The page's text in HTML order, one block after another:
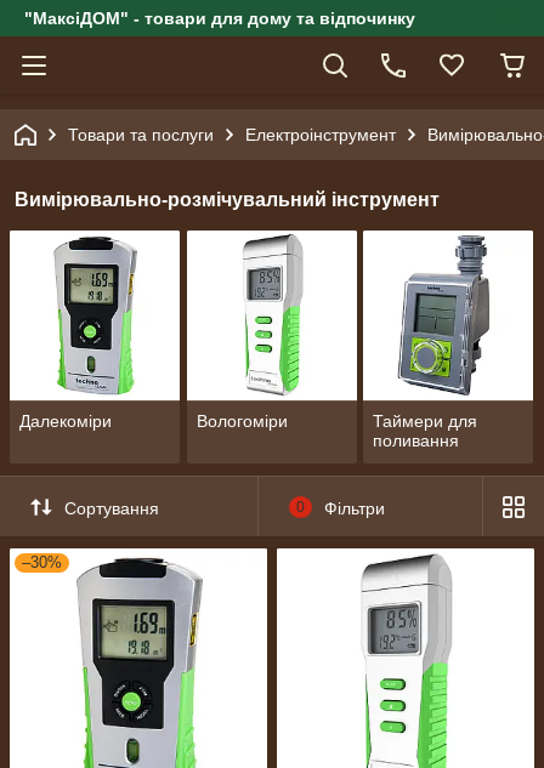
"МаксіДОМ" - товари для дому та відпочинку
Товари та послуги Електроінструмент
Вимірювально-розмічувальний інструмент
Далекоміри Вологоміри
Таймери для
поливання
Сортування 0 Фільтри
–30%